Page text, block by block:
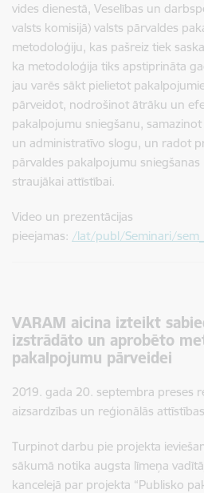
vides dienestā, Veselības un
valsts komisijā) valsts pārvaldes
metodoloģiju, kas pašreiz tiek
ka metodoloģija tiks apstiprināta
jau varēs sākt pielietot
pārveidot, nodrošinot ātrāku un
pakalpojumu sniegšanu,
un administratīvo slogu, un radot
pārvaldes pakalpojumu
straujākai attīstībai.
Video un prezentācijas
pieejamas: /lat/publ/Seminari/
VARAM aicina izteikt
izstrādāto un aprobēto
pakalpojumu pārveidei
2019. gada 20. septembra preses
aizsardzības un reģionālās
Turpinot darbu pie projekta
sākumā notika augsta līmeņa
kancelejā par projekta “Publisko